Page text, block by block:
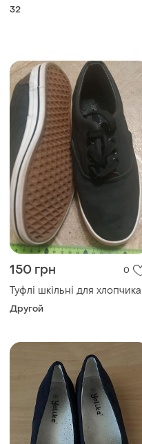
32
150 грн 0
Туфлі шкільні для хлопчика
Другой